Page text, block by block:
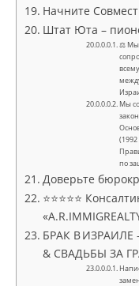
Начните
Штат Юта –
⚖ Мы
Мы
по
Доверьте
⭐⭐⭐⭐⭐
БРАК В ИЗРАИЛЕ
& СВАДЬБЫ ЗА